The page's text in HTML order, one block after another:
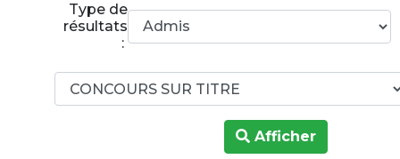
Type de
résultats
:
Afficher